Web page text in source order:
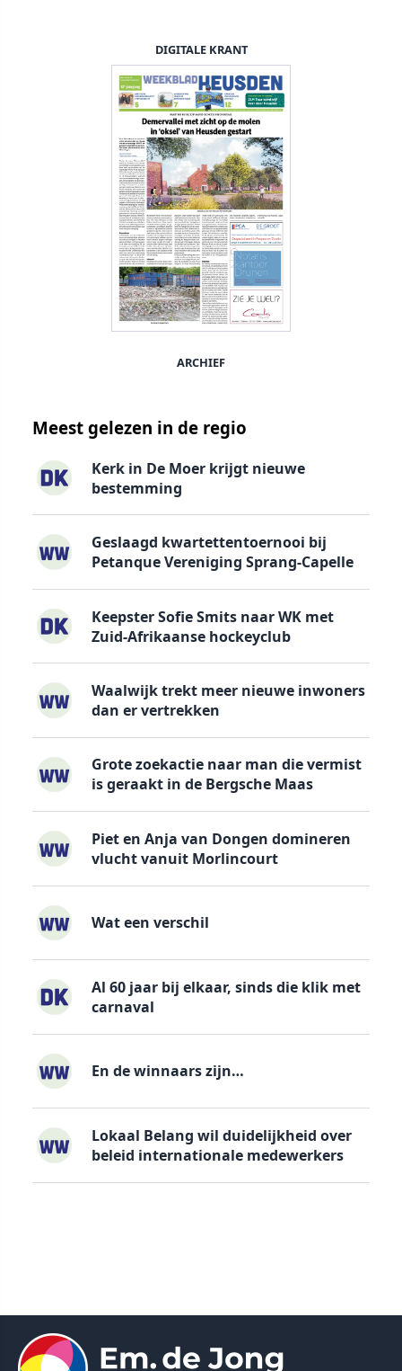
DIGITALE KRANT
ARCHIEF
Meest gelezen in de regio
Kerk in De Moer krijgt nieuwe
bestemming
Geslaagd kwartettentoernooi bij
Petanque Vereniging Sprang-Capelle
Keepster Sofie Smits naar WK met
Zuid-Afrikaanse hockeyclub
Waalwijk trekt meer nieuwe inwoners
dan er vertrekken
Grote zoekactie naar man die vermist
is geraakt in de Bergsche Maas
Piet en Anja van Dongen domineren
vlucht vanuit Morlincourt
Wat een verschil
Al 60 jaar bij elkaar, sinds die klik met
carnaval
En de winnaars zijn…
Lokaal Belang wil duidelijkheid over
beleid internationale medewerkers